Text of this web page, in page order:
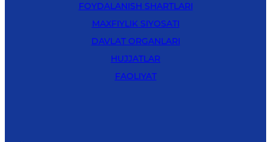
FOYDALANISH SHARTLARI
MAXFIYLIK SIYOSATI
DAVLAT ORGANLARI
HUJJATLAR
FAOLIYAT